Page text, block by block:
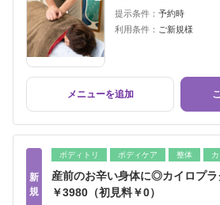
提示条件： 予約時
利用条件： ご新規様
メニューを追加
新
規
ボディトリ ボディケア 整体
産前のお辛い身体に◎カイロプ
￥3980（初見料￥0）